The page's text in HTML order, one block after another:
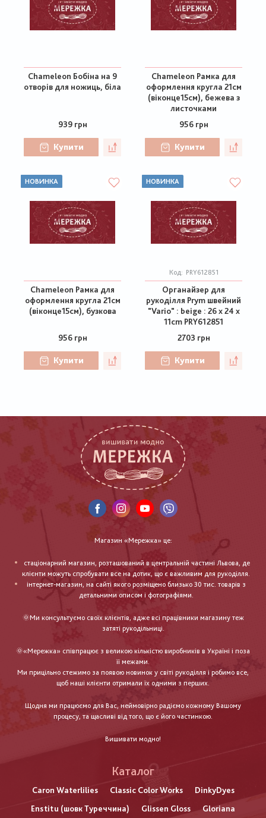
Chameleon Бобіна на 9
отворів для ножиць, біла
939 грн
Купити
Chameleon Рамка для
оформлення кругла 21см
(віконце15см), бежева з
листочками
956 грн
Купити
НОВИНКА
Chameleon Рамка для
оформлення кругла 21см
(віконце15см), бузкова
956 грн
Купити
НОВИНКА
Код: PRY612851
Органайзер для
рукоділля Prym швейний
"Vario" : beige : 26 x 24 x
11cm PRY612851
2703 грн
Купити
Магазин «Мережка» це:
стаціонарний магазин, розташований в центральній частині Львова, де
клієнти можуть спробувати все на дотик, що є важливим для рукоділля.
інтернет-магазин, на сайті якого розміщено близько 30 тис. товарів з
детальними описом і фотографіями.
🌞Ми консультуємо своїх клієнтів, адже всі працівники магазину теж
затяті рукодільниці.
🌞«Мережка» співпрацює з великою кількістю виробників в Україні і поза
її межами.
Ми прицільно стежимо за появою новинок у світі рукоділля і робимо все,
щоб наші клієнти отримали їх одними з перших.
Щодня ми працюємо для Вас, неймовірно радіємо кожному Вашому
процесу, та щасливі від того, що є його частинкою.
Вишивати модно!
Каталог
Caron Waterlilies Classic Color Works
DinkyDyes
Enstitu (шовк Туреччина)
Glissen Gloss
Gloriana